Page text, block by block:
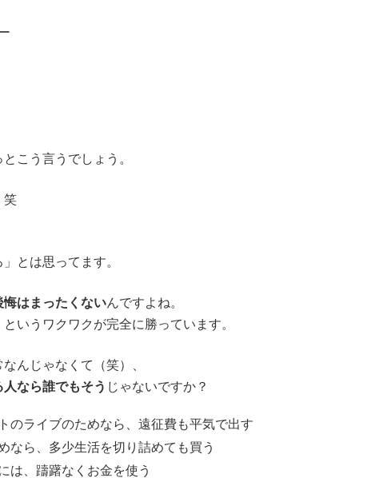
こう言うでしょう。
笑
とは思ってます。
悔はまったくないんですよね。
いうワクワクが完全に勝っています。
んじゃなくて（笑）、
なら誰でもそう じゃないですか？
のライブのためなら、遠征費も平気で出す
なら、多少生活を切り詰めても買う
は、躊躇なくお金を使う